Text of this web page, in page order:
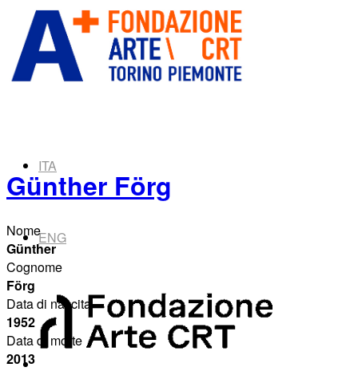
ITA
ENG
Günther Förg
Nome
Günther
Cognome
Förg
Data di nascita
1952
Data di morte
2013